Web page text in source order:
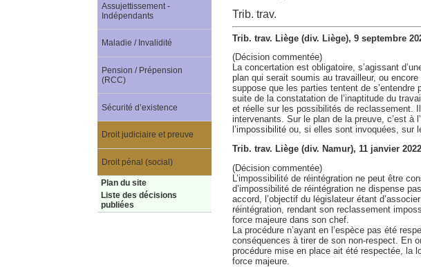
Trib. trav.
Trib. trav. Liège (div. Liège), 9 septembre
(Décision commentée)
La concertation est obligatoire, s’agissant
plan qui serait soumis au travailleur, ou
suppose que les parties tentent de
suite de la constatation de l’inaptitude du
et réelle sur les possibilités de reclassement.
intervenants. Sur le plan de la preuve, c’est à
l’impossibilité ou, si elles sont invoquées,
Trib. trav. Liège (div. Namur), 11 janvier
(Décision commentée)
L’impossibilité de réintégration ne peut être
d’impossibilité de réintégration ne dispense
accord, l’objectif du législateur étant
réintégration, rendant son reclassement
force majeure dans son chef.
La procédure n’ayant en l’espèce pas été
conséquences à tirer de son non-respect. En
procédure mise en place ait été respectée, la
force majeure.
Assujettissement -
Indépendants
Maladie / Invalidité
Pension / Prépension
(RCC)
Sécurité d’existence
Droit judiciaire et preuve
Droit pénal (social)
Plan du site
Liste des décisions
publiées